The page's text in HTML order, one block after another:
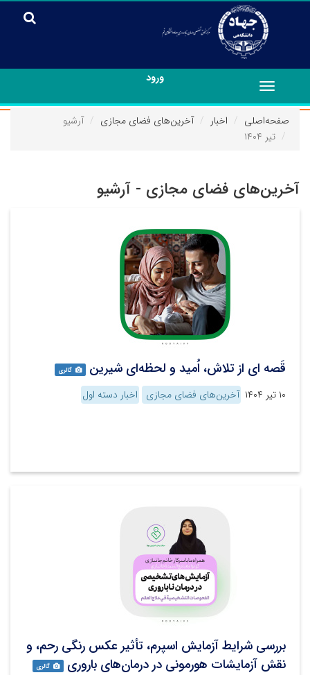
ورود
Toggle
navigation
صفحه‌اصلی
اخبار آخرین‌های فضای مجازی
آرشیو
تیر ۱۴۰۴
آخرین‌های فضای مجازی - آرشیو
قَصه ای از تلاش، اُمید و لحظه‌ای شیرین گالری
۱۰ تیر ۱۴۰۴ آخرین‌های فضای مجازی اخبار دسته اول
بررسی شرایط آزمایش اسپرم، تأثیر عکس رنگی رحم، و
نقش آزمایشات هورمونی در درمان‌های باروری
گالری